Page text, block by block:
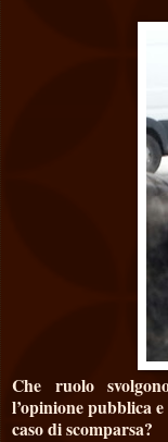
Che ruolo
l’opinione pubblica
caso di scomparsa?